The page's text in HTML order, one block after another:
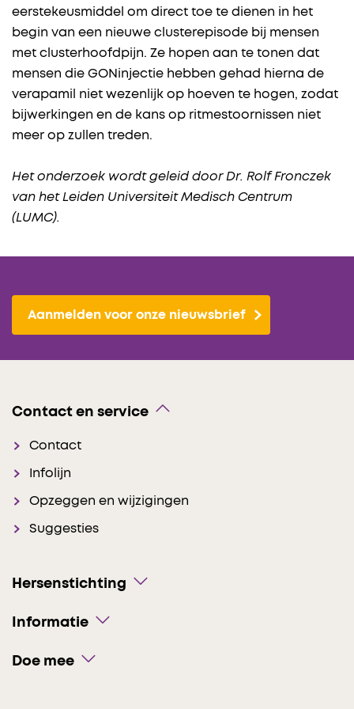
eerstekeusmiddel om direct toe te dienen in het
begin van een nieuwe clusterepisode bij mensen
met clusterhoofdpijn. Ze hopen aan te tonen dat
mensen die GONinjectie hebben gehad hierna de
verapamil niet wezenlijk op hoeven te hogen, zodat
bijwerkingen en de kans op ritmestoornissen niet
meer op zullen treden.
Het onderzoek wordt geleid door Dr. Rolf Fronczek
van het Leiden Universiteit Medisch Centrum
(LUMC).
Aanmelden voor onze nieuwsbrief
Contact en service
Contact
Infolijn
Opzeggen en wijzigingen
Suggesties
Hersenstichting
Informatie
Doe mee